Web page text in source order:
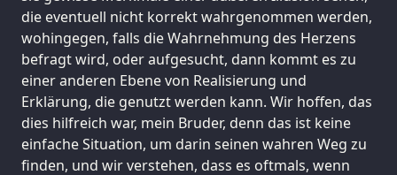
die eventuell nicht korrekt wahrgenommen werden,
wohingegen, falls die Wahrnehmung des Herzens
befragt wird, oder aufgesucht, dann kommt es zu
einer anderen Ebene von Realisierung und
Erklärung, die genutzt werden kann. Wir hoffen, das
dies hilfreich war, mein Bruder, denn das ist keine
einfache Situation, um darin seinen wahren Weg zu
finden, und wir verstehen, dass es oftmals, wenn